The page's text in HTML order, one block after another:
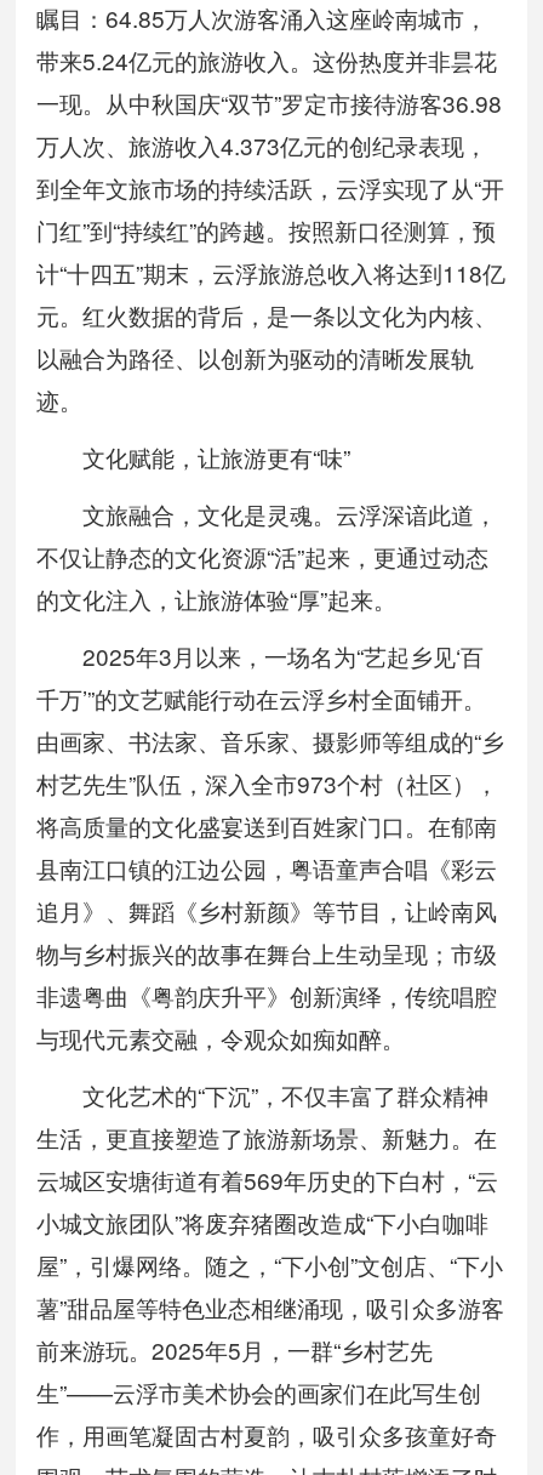
瞩目：64.85万人次游客涌入这座岭南城市，
带来5.24亿元的旅游收入。这份热度并非昙花
一现。从中秋国庆“双节”罗定市接待游客36.98
万人次、旅游收入4.373亿元的创纪录表现，
到全年文旅市场的持续活跃，云浮实现了从“开
门红”到“持续红”的跨越。按照新口径测算，预
计“十四五”期末，云浮旅游总收入将达到118亿
元。红火数据的背后，是一条以文化为内核、
以融合为路径、以创新为驱动的清晰发展轨
迹。
文化赋能，让旅游更有“味”
文旅融合，文化是灵魂。云浮深谙此道，
不仅让静态的文化资源“活”起来，更通过动态
的文化注入，让旅游体验“厚”起来。
2025年3月以来，一场名为“艺起乡见‘百
千万’”的文艺赋能行动在云浮乡村全面铺开。
由画家、书法家、音乐家、摄影师等组成的“乡
村艺先生”队伍，深入全市973个村（社区），
将高质量的文化盛宴送到百姓家门口。在郁南
县南江口镇的江边公园，粤语童声合唱《彩云
追月》、舞蹈《乡村新颜》等节目，让岭南风
物与乡村振兴的故事在舞台上生动呈现；市级
非遗粤曲《粤韵庆升平》创新演绎，传统唱腔
与现代元素交融，令观众如痴如醉。
文化艺术的“下沉”，不仅丰富了群众精神
生活，更直接塑造了旅游新场景、新魅力。在
云城区安塘街道有着569年历史的下白村，“云
小城文旅团队”将废弃猪圈改造成“下小白咖啡
屋”，引爆网络。随之，“下小创”文创店、“下小
薯”甜品屋等特色业态相继涌现，吸引众多游客
前来游玩。2025年5月，一群“乡村艺先
生”——云浮市美术协会的画家们在此写生创
作，用画笔凝固古村夏韵，吸引众多孩童好奇